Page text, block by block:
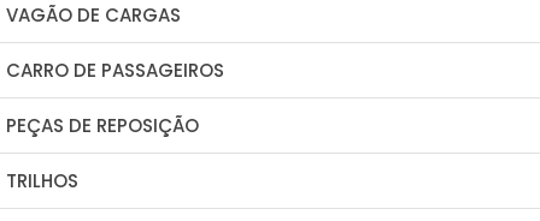
VAGÃO DE CARGAS
CARRO DE PASSAGEIROS
PEÇAS DE REPOSIÇÃO
TRILHOS